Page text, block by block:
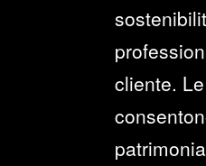
cliente.